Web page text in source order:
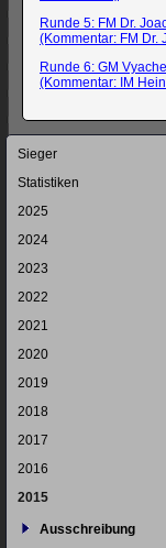
Runde 5: FM Dr.
(Kommentar: FM Dr.
Runde 6: GM
(Kommentar: IM
Navigation
Sieger
Statistiken
2025
2024
2023
2022
2021
2020
2019
2018
2017
2016
2015
Ausschreibung